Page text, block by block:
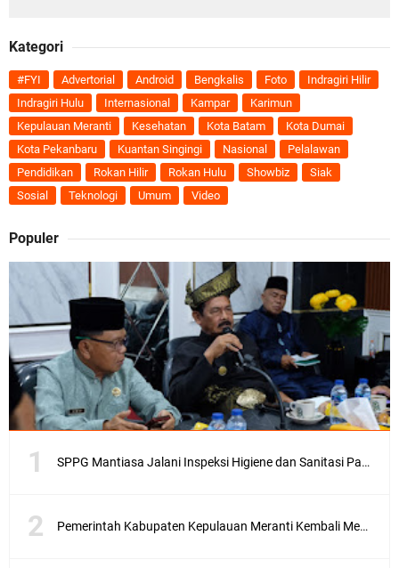
Kategori
#FYI Advertorial Android Bengkalis Foto
Indragiri Hilir
Indragiri Hulu
Internasional Kampar
Karimun
Kepulauan Meranti
Kesehatan Kota Batam
Kota Dumai
Kota Pekanbaru
Kuantan Singingi Nasional
Pelalawan
Pendidikan
Rokan Hilir Rokan Hulu Showbiz
Siak
Sosial
Teknologi Umum Video
Populer
SPPG Mantiasa Jalani Inspeksi Higiene dan Sanitasi Pangan
Pemerintah Kabupaten Kepulauan Meranti Kembali Merombak 3 Pejabat Eselon III. A Serta III. B